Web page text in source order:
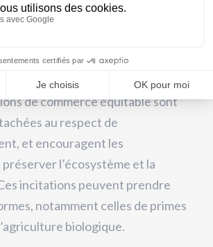
les cultivateurs se
souvent en coopératives
de commerce équitable sont
au respect de
et encouragent les
l’écosystème et la
incitations peuvent prendre
notamment celles de primes
biologique.